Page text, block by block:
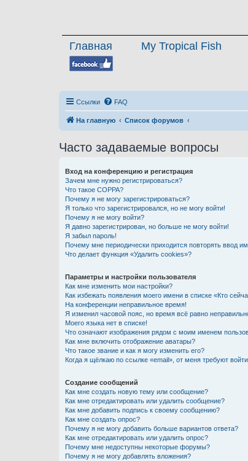
Главная My Tropical Fish
Ссылки FAQ
На главную Список форумов
Часто задаваемые вопросы
Вход на конференцию и регистрация
Зачем мне нужно регистрироваться?
Что такое COPPA?
Почему я не могу зарегистрироваться?
Я только что зарегистрировался, но не могу войти!
Почему я не могу войти?
Я давно зарегистрирован, но больше не могу войти!
Я забыл пароль!
Почему мне периодически приходится повторять ввод
Что делает функция «Удалить cookies»?
Параметры и настройки пользователя
Как мне изменить мои настройки?
Как избежать появления моего имени в списке «Кто
На конференции неправильное время!
Я изменил часовой пояс, но время всё равно
Моего языка нет в списке!
Что означают изображения рядом с моим именем
Как мне включить отображение аватары?
Что такое звание и как я могу изменить его?
Когда я щёлкаю по ссылке «email», от меня требуют
Создание сообщений
Как мне создать новую тему или сообщение?
Как мне отредактировать или удалить сообщение?
Как мне добавить подпись к своему сообщению?
Как мне создать опрос?
Почему я не могу добавить больше вариантов ответа?
Как мне отредактировать или удалить опрос?
Почему мне недоступны некоторые форумы?
Почему я не могу добавлять вложения?